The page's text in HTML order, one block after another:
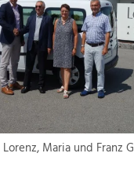
Maria und Franz